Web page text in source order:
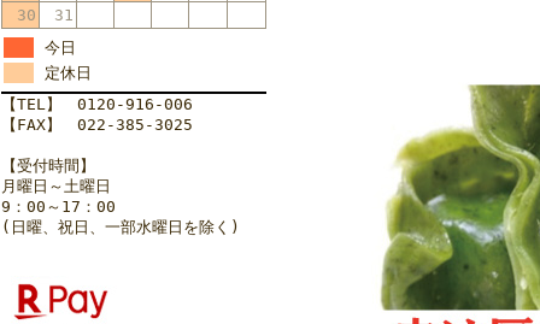
30
31
今日
定休日
【TEL】 0120-916-006
【FAX】 022-385-3025
【受付時間】
月曜日～土曜日
9：00～17：00
(日曜、祝日、一部水曜日を除く)